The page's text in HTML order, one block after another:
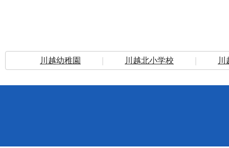
川越幼稚園 川越北小学校 川